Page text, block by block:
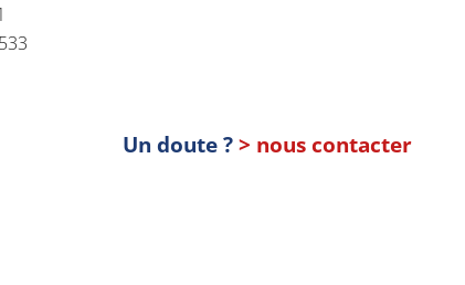
Un doute ?> nous contacter